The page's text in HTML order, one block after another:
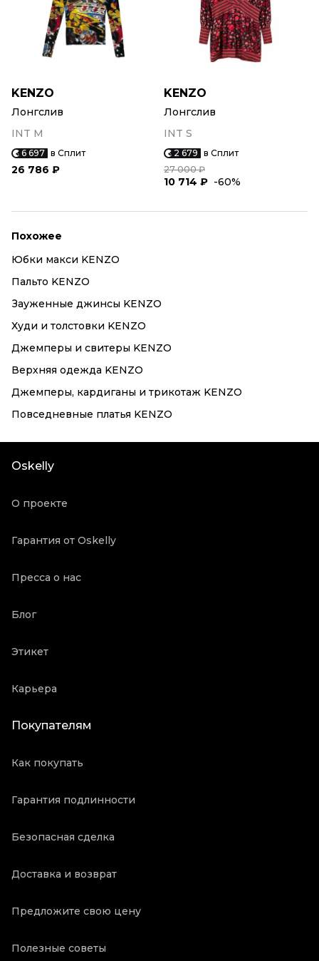
KENZO
Лонгслив
INT M
6 697 в Сплит
26 786 ₽
KENZO
Лонгслив
INT S
2 679 в Сплит
27 000 ₽
10 714 ₽ -60%
Похожее
Юбки макси KENZO
Пальто KENZO
Зауженные джинсы KENZO
Худи и толстовки KENZO
Джемперы и свитеры KENZO
Верхняя одежда KENZO
Джемперы, кардиганы и трикотаж KENZO
Повседневные платья KENZO
Oskelly
О проекте
Гарантия от Oskelly
Пресса о нас
Блог
Этикет
Карьера
Покупателям
Как покупать
Гарантия подлинности
Безопасная сделка
Доставка и возврат
Предложите свою цену
Полезные советы